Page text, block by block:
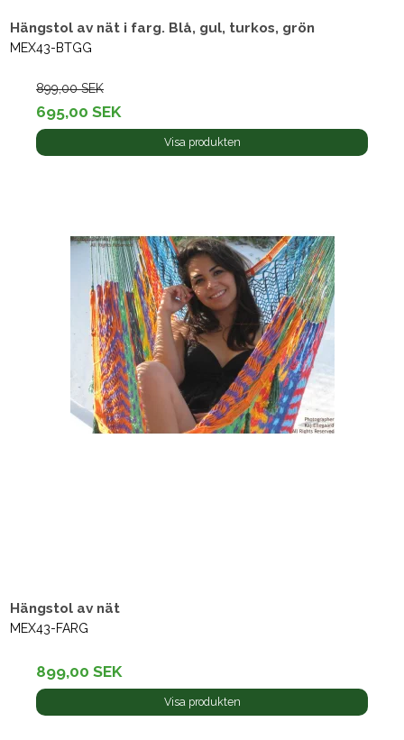
Hängstol av nät i farg. Blå, gul, turkos, grön
MEX43-BTGG
899,00 SEK
695,00 SEK
Visa produkten
Hängstol av nät
MEX43-FARG
899,00 SEK
Visa produkten